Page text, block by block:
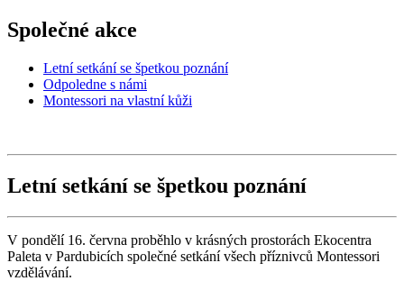
Společné akce
Letní setkání se špetkou poznání
Odpoledne s námi
Montessori na vlastní kůži
Letní setkání se špetkou poznání
V pondělí 16. června proběhlo v krásných prostorách Ekocentra
Paleta v Pardubicích společné setkání všech příznivců Montessori
vzdělávání.